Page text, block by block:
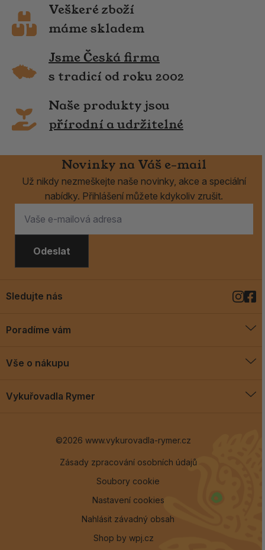
Veškeré zboží
máme skladem
Jsme Česká firma
s tradicí od roku 2002
Naše produkty jsou
přírodní a udržitelné
Novinky na Váš e-mail
Už nikdy nezmeškejte naše novinky, akce a speciální
nabídky. Přihlášení můžete kdykoliv zrušit.
Odeslat
Poradíme vám
Blog
Vše o nákupu
Vykuřovadla Rymer
Sledujte nás
©2026 www.vykurovadla-rymer.cz
Zásady zpracování osobních údajů
Soubory cookie
Nastavení cookies
Nahlásit závadný obsah
Shop by wpj.cz